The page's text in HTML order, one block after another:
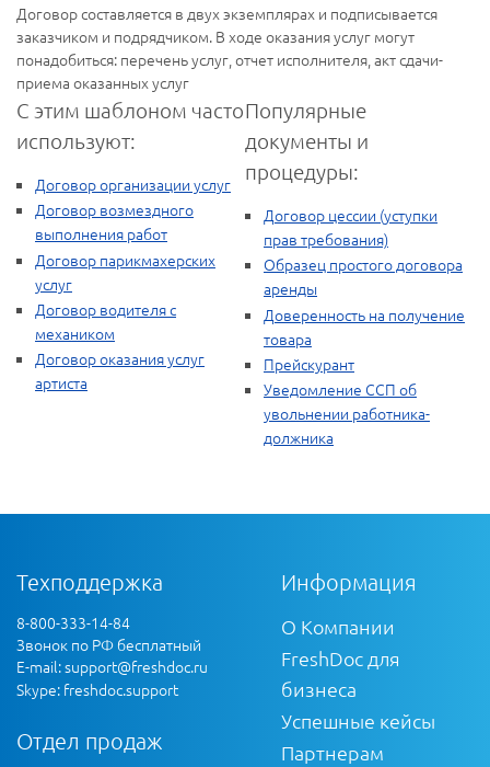
Договор составляется в двух экземплярах и подписывается
заказчиком и подрядчиком. В ходе оказания услуг могут
понадобиться: перечень услуг, отчет исполнителя, акт сдачи-
приема оказанных услуг
С этим шаблоном часто
используют:
Договор организации услуг
Договор возмездного
выполнения работ
Договор парикмахерских
услуг
Договор водителя с
механиком
Договор оказания услуг
артиста
Популярные
документы и
процедуры:
Договор цессии (уступки
прав требования)
Образец простого договора
аренды
Доверенность на получение
товара
Прейскурант
Уведомление ССП об
увольнении работника-
должника
Техподдержка
8-800-333-14-84
Звонок по РФ бесплатный
E-mail:support@freshdoc.ru
Skype: freshdoc.support
Отдел продаж
Информация
О Компании
FreshDoc для
бизнеса
Успешные кейсы
Партнерам